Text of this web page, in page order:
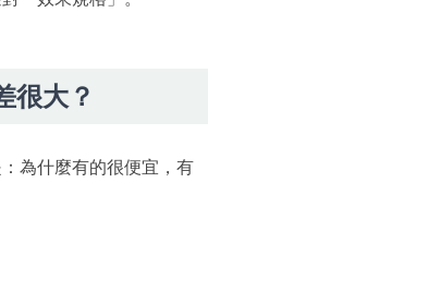
很大？
為什麼有的很便宜，有